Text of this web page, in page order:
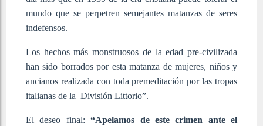
mundo que se perpetren semejantes matanzas de seres
indefensos.
Los hechos más monstruosos de la edad pre-civilizada
han sido borrados por esta matanza de mujeres, niños y
ancianos realizada con toda premeditación por las tropas
italianas de la División Littorio”.
El deseo final:“Apelamos de este crimen ante el